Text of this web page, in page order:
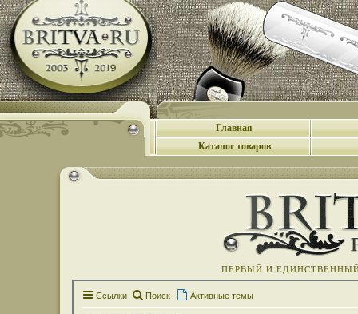
Главная
Каталог товаров
ПЕРВЫЙ И
Ссылки Поиск Активные темы